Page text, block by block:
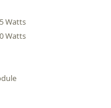
Watts
Watts